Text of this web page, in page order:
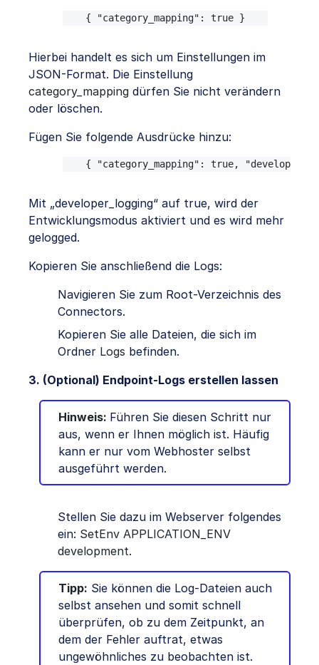
{ "category_mapping": true }
Hierbei handelt es sich um Einstellungen im
JSON-Format. Die Einstellung
category_mapping dürfen Sie nicht verändern
oder löschen.
Fügen Sie folgende Ausdrücke hinzu:
{ "category_mapping": true,
Mit „developer_logging“ auf true, wird der
Entwicklungsmodus aktiviert und es wird mehr
gelogged.
Kopieren Sie anschließend die Logs:
Navigieren Sie zum Root-Verzeichnis des
Connectors.
Kopieren Sie alle Dateien, die sich im
Ordner Logs befinden.
3. (Optional) Endpoint-Logs erstellen lassen
Hinweis: Führen Sie diesen Schritt nur
aus, wenn er Ihnen möglich ist. Häufig
kann er nur vom Webhoster selbst
ausgeführt werden.
Stellen Sie dazu im Webserver folgendes
ein: SetEnv APPLICATION_ENV
development.
Tipp: Sie können die Log-Dateien auch
selbst ansehen und somit schnell
überprüfen, ob zu dem Zeitpunkt, an
dem der Fehler auftrat, etwas
ungewöhnliches zu beobachten ist.